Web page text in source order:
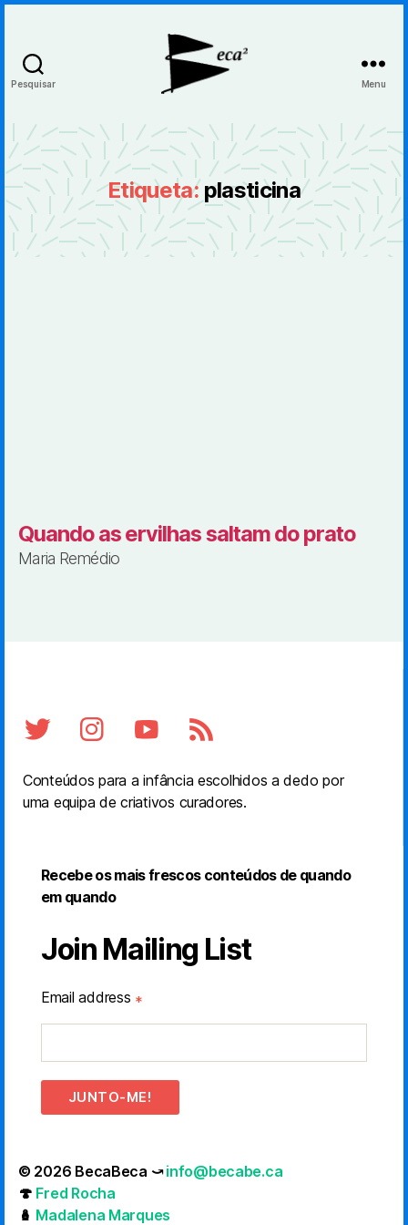
Pesquisar Menu
Etiqueta: plasticina
Quando as ervilhas saltam do prato
Maria Remédio
Conteúdos para a infância escolhidos a dedo por
uma equipa de criativos curadores.
Recebe os mais frescos conteúdos de quando
em quando
Join Mailing List
Email address *
JUNTO-ME!
© 2026 BecaBeca ⤻info@becabe.ca
🍄 Fred Rocha
🪆 Madalena Marques